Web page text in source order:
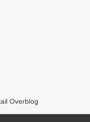
Overblog